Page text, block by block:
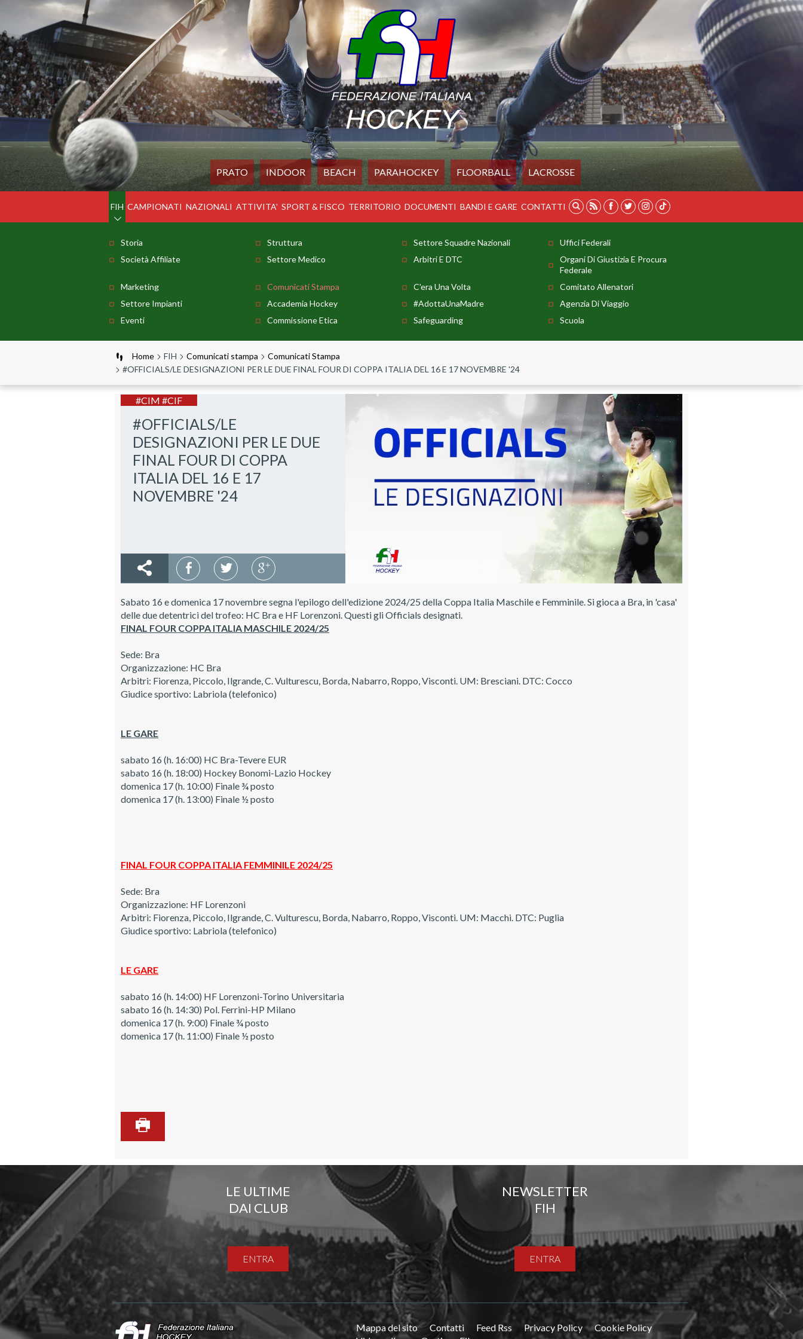
PRATO INDOOR BEACH PARAHOCKEY FLOORBALL LACROSSE
FIH CAMPIONATI NAZIONALI ATTIVITA' SPORT & FISCO TERRITORIO DOCUMENTI BANDI E GARE CONTATTI
Storia Struttura Settore Squadre Nazionali
Uffici Federali
Società Affiliate
Settore Medico Arbitri E DTC
Organi Di Giustizia E Procura
Federale
Marketing
Comunicati Stampa C'era Una Volta
Comitato Allenatori
Settore Impianti
Accademia Hockey #AdottaUnaMadre
Agenzia Di Viaggio
Eventi
Commissione Etica Safeguarding Scuola
Home FIH Comunicati stampa
Comunicati Stampa
#OFFICIALS/LE DESIGNAZIONI PER LE DUE FINAL FOUR DI COPPA ITALIA DEL 16 E 17 NOVEMBRE '24
#OFFICIALS/LE
DESIGNAZIONI PER LE DUE
FINAL FOUR DI COPPA
ITALIA DEL 16 E 17
NOVEMBRE '24
#CIM #CIF
Sabato 16 e domenica 17 novembre segna l'epilogo dell'edizione 2024/25 della Coppa Italia Maschile e Femminile. Si gioca a Bra, in 'casa'
delle due detentrici del trofeo: HC Bra e HF Lorenzoni. Questi gli Officials designati.
FINAL FOUR COPPA ITALIA MASCHILE 2024/25
Sede: Bra
Organizzazione: HC Bra
Arbitri: Fiorenza, Piccolo, Ilgrande, C. Vulturescu, Borda, Nabarro, Roppo, Visconti. UM: Bresciani. DTC: Cocco
Giudice sportivo: Labriola (telefonico)
LE GARE
sabato 16 (h. 16:00) HC Bra-Tevere EUR
sabato 16 (h. 18:00) Hockey Bonomi-Lazio Hockey
domenica 17 (h. 10:00) Finale ¾ posto
domenica 17 (h. 13:00) Finale ½ posto
FINAL FOUR COPPA ITALIA FEMMINILE 2024/25
Sede: Bra
Organizzazione: HF Lorenzoni
Arbitri: Fiorenza, Piccolo, Ilgrande, C. Vulturescu, Borda, Nabarro, Roppo, Visconti. UM: Macchi. DTC: Puglia
Giudice sportivo: Labriola (telefonico)
LE GARE
sabato 16 (h. 14:00) HF Lorenzoni-Torino Universitaria
sabato 16 (h. 14:30) Pol. Ferrini-HP Milano
domenica 17 (h. 9:00) Finale ¾ posto
domenica 17 (h. 11:00) Finale ½ posto
LE ULTIME
DAI CLUB
ENTRA
NEWSLETTER
FIH
ENTRA
Mappa del sito Contatti Feed Rss Privacy Policy
Cookie Policy